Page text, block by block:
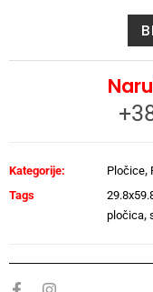
Kategorije: Pločice,
Tags
pločica,